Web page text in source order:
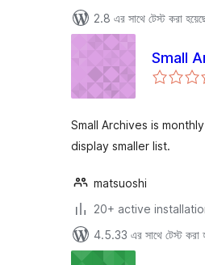
2.8 এর সাথে টেস্ট করা
Small
Small Archives is
display smaller list.
matsuoshi
20+ active
4.5.33 এর সাথে টেস্ট করা